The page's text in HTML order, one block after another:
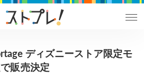
ディズニーストア限定モ
販売決定